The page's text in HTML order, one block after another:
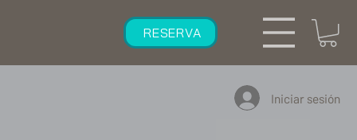
RESERVA
Iniciar sesión